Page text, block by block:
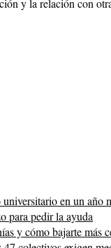
y la relación con
en un año
para pedir la ayuda
y cómo bajarte más